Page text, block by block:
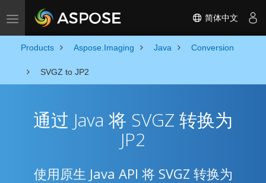
Toggle navigation 简体中文
Products Aspose.Imaging Java Conversion
SVGZ to JP2
通过 Java 将 SVGZ 转换为
JP2
使用原生 Java API 将 SVGZ 转换为